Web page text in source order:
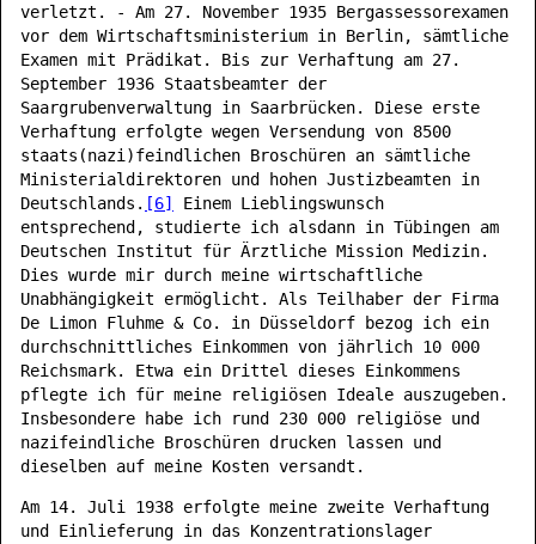
verletzt. - Am 27. November 1935 Bergassessorexamen
vor dem Wirtschaftsministerium in Berlin, sämtliche
Examen mit Prädikat. Bis zur Verhaftung am 27.
September 1936 Staatsbeamter der
Saargrubenverwaltung in Saarbrücken. Diese erste
Verhaftung erfolgte wegen Versendung von 8500
staats(nazi)feindlichen Broschüren an sämtliche
Ministerialdirektoren und hohen Justizbeamten in
Deutschlands. [6]
Einem Lieblingswunsch
entsprechend, studierte ich alsdann in Tübingen am
Deutschen Institut für Ärztliche Mission Medizin.
Dies wurde mir durch meine wirtschaftliche
Unabhängigkeit ermöglicht. Als Teilhaber der Firma
De Limon Fluhme & Co. in Düsseldorf bezog ich ein
durchschnittliches Einkommen von jährlich 10 000
Reichsmark. Etwa ein Drittel dieses Einkommens
pflegte ich für meine religiösen Ideale auszugeben.
Insbesondere habe ich rund 230 000 religiöse und
nazifeindliche Broschüren drucken lassen und
dieselben auf meine Kosten versandt.
Am 14. Juli 1938 erfolgte meine zweite Verhaftung
und Einlieferung in das Konzentrationslager